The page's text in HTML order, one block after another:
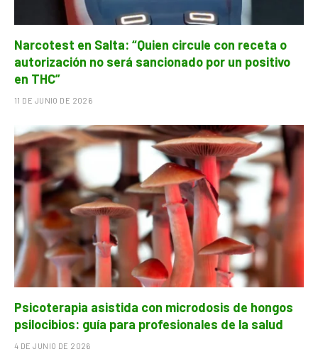
Narcotest en Salta: “Quien circule con receta o
autorización no será sancionado por un positivo
en THC”
11 DE JUNIO DE 2026
Psicoterapia asistida con microdosis de hongos
psilocibios: guía para profesionales de la salud
4 DE JUNIO DE 2026